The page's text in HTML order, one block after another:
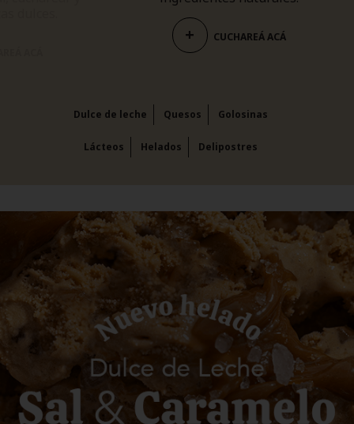
+ CUCHAREÁ ACÁ
Dulce de leche Quesos Golosinas
Lácteos Helados Delipostres